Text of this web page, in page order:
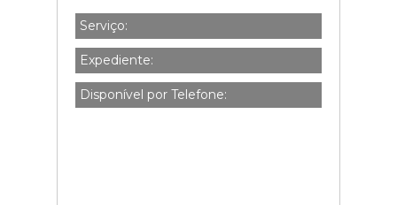
Serviço:
Expediente:
Disponível por Telefone: